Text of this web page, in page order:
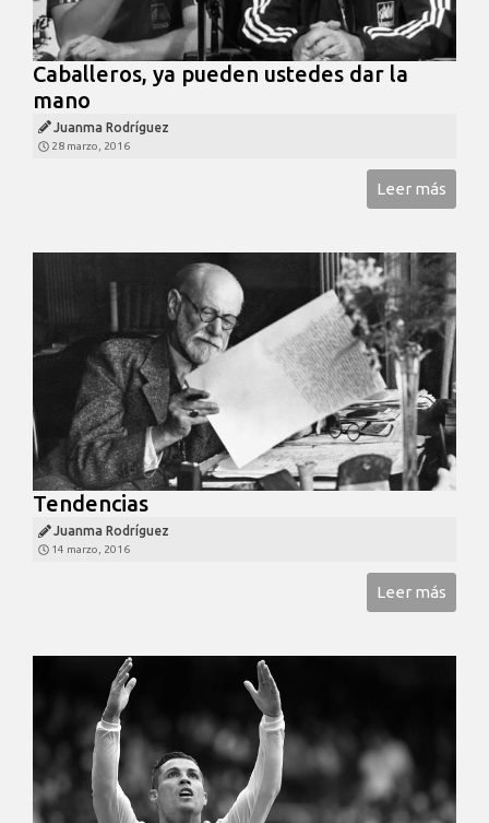
Caballeros, ya pueden ustedes dar la
mano
Juanma Rodríguez
28 marzo, 2016
Leer más
Tendencias
Juanma Rodríguez
14 marzo, 2016
Leer más